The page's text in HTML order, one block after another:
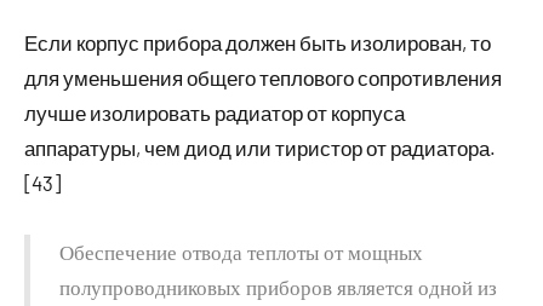
Если корпус прибора должен быть изолирован, то
для уменьшения общего теплового сопротивления
лучше изолировать радиатор от корпуса
аппаратуры, чем диод или тиристор от радиатора.
[43]
Обеспечение отвода теплоты от мощных
полупроводниковых приборов является одной из